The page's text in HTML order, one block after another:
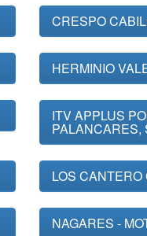
CRESPO
HERMINIO
ITV APPLUS
PALANCARES,
LOS
NAGARES -